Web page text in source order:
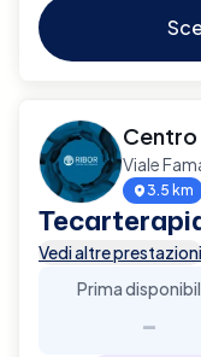
Centro
Viale
3.5 km
Vedi altre prestazioni
Prima
-